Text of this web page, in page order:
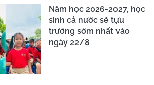
Năm học 2026-2027, học
sinh cả nước sẽ tựu
trường sớm nhất vào
ngày 22/8